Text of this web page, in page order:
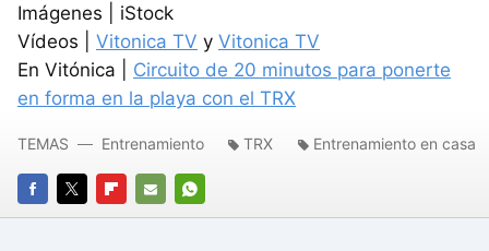
Imágenes | iStock
Vídeos | Vitonica TV y Vitonica TV
En Vitónica | Circuito de 20 minutos para ponerte
en forma en la playa con el TRX
FACEBOOK
TWITTERFLIPBOARD
E-
WHATSAPP
TEMAS Entrenamiento TRX Entrenamiento en casa